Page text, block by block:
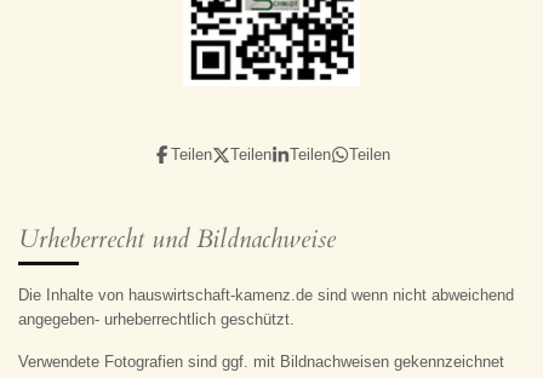
Teilen Teilen Teilen Teilen
Urheberrecht und Bildnachweise
Die Inhalte von hauswirtschaft-kamenz.de sind wenn nicht abweichend
angegeben- urheberrechtlich geschützt.
Verwendete Fotografien sind ggf. mit Bildnachweisen gekennzeichnet